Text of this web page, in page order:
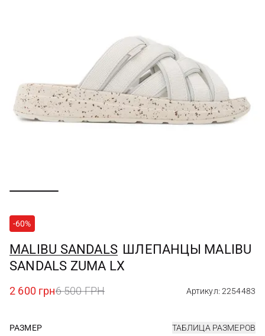
-60%
MALIBU SANDALS ШЛЕПАНЦЫ MALIBU
SANDALS ZUMA LX
2 600 грн6 500 ГРН Артикул: 2254483
РАЗМЕР ТАБЛИЦА РАЗМЕРОВ